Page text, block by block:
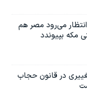
می‌رود مصر هم
مکه بپیوندد
در قانون حجاب